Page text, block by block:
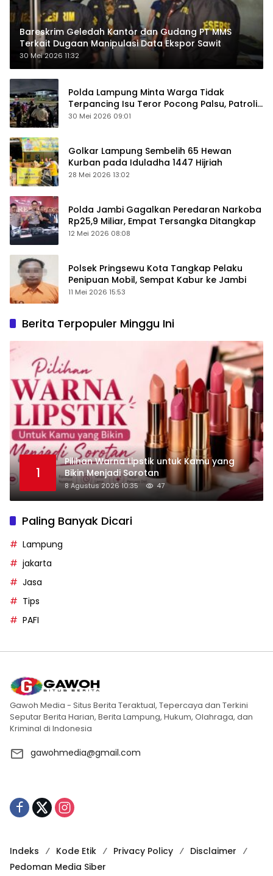
Bareskrim Geledah Kantor dan Gudang PT MMS
Terkait Dugaan Manipulasi Data Ekspor Sawit
30 Mei 2026 11:32
Polda Lampung Minta Warga Tidak
Terpancing Isu Teror Pocong Palsu, Patroli
Keamanan Ditingkatkan
30 Mei 2026 09:01
Golkar Lampung Sembelih 65 Hewan
Kurban pada Iduladha 1447 Hijriah
28 Mei 2026 13:02
Polda Jambi Gagalkan Peredaran Narkoba
Rp25,9 Miliar, Empat Tersangka Ditangkap
12 Mei 2026 08:08
Polsek Pringsewu Kota Tangkap Pelaku
Penipuan Mobil, Sempat Kabur ke Jambi
11 Mei 2026 15:53
Berita Terpopuler Minggu Ini
1
Pilihan Warna Lipstik untuk Kamu yang
Bikin Menjadi Sorotan
8 Agustus 2026 10:35 47
Paling Banyak Dicari
Lampung
jakarta
Jasa
Tips
PAFI
Gawoh Media - Situs Berita Teraktual, Tepercaya dan Terkini
Seputar Berita Harian, Berita Lampung, Hukum, Olahraga, dan
Kriminal di Indonesia
gawohmedia@gmail.com
Indeks Kode Etik Privacy Policy
Disclaimer
Pedoman Media Siber